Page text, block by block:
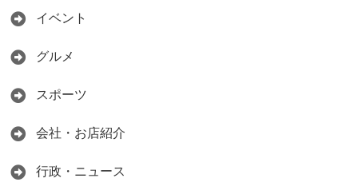
イベント
グルメ
スポーツ
会社・お店紹介
行政・ニュース